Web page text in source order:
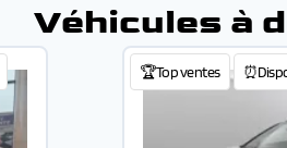
Véhicules à
🏆Top ventes